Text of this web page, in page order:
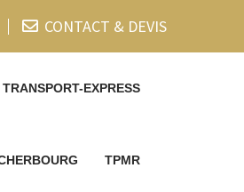
CONTACT & DEVIS
EXPRESS
TPMR